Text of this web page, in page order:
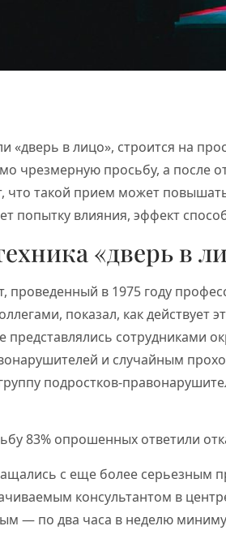
«дверь в лицо», строится на
чрезмерную просьбу, а после
что такой прием может
попытку влияния, эффект
«дверь в
проведенный в 1975 году
показал, как действует
представлялись сотрудниками
и случайным
подростков-
83% опрошенных ответили
с еще более серьезным
консультантом в
— по два часа в неделю